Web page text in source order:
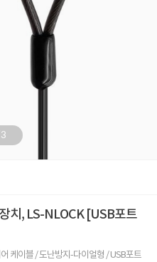
3
치, LS-NLOCK [USB포트
케이블 / 도난방지-다이얼형 / USB포트